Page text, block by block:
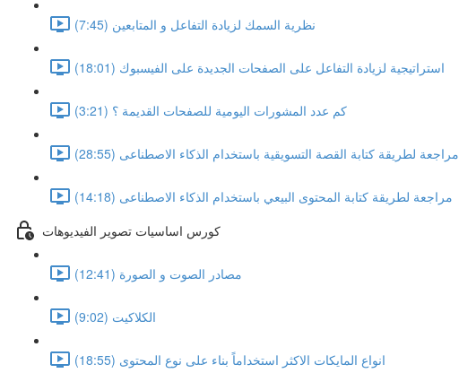
نظرية السمك لزيادة التفاعل و المتابعين (7:45)
استراتيجية لزيادة التفاعل على الصفحات الجديدة على الفيسبوك (18:01)
كم عدد المشورات اليومية للصفحات القديمة ؟ (3:21)
مراجعة لطريقة كتابة القصة التسويقية باستخدام الذكاء الاصطناعى (28:55)
مراجعة لطريقة كتابة المحتوى البيعي باستخدام الذكاء الاصطناعى (14:18)
كورس اساسيات تصوير الفيديوهات
مصادر الصوت و الصورة (12:41)
الكلاكيت (9:02)
انواع المايكات الاكثر استخداماً بناء على نوع المحتوى (18:55)